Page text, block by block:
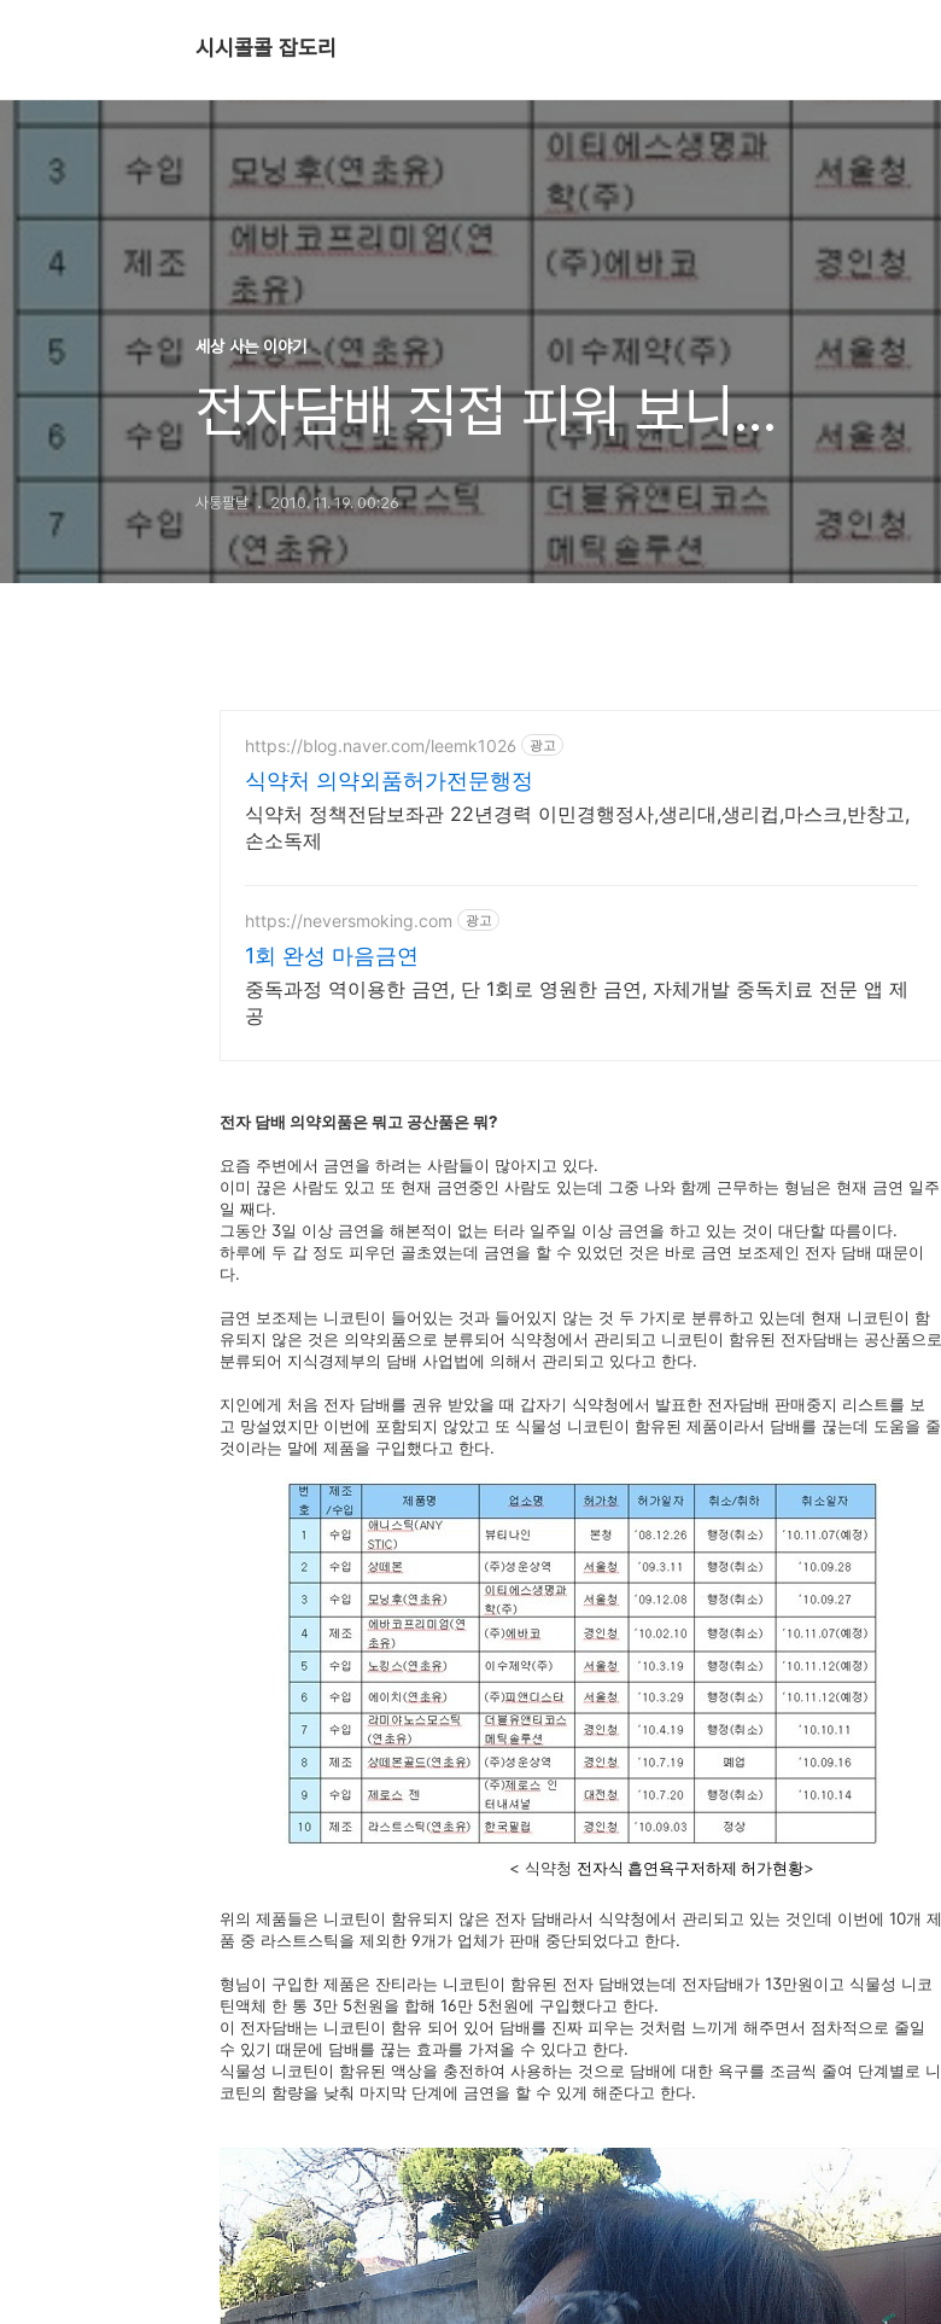
시시콜콜 잡도리
세상 사는 이야기
전자담배 직접 피워 보니...
사통팔달 2010. 11. 19. 00:26
https://blog.naver.com/leemk1026 광고
식약처 의약외품허가전문행정
식약처 정책전담보좌관 22년경력 이민경행정사,생리대,생리컵,마스크,반창고,
손소독제
https://neversmoking.com 광고
1회 완성 마음금연
중독과정 역이용한 금연, 단 1회로 영원한 금연, 자체개발 중독치료 전문 앱 제
공
전자 담배 의약외품은 뭐고 공산품은 뭐?
요즘 주변에서 금연을 하려는 사람들이 많아지고 있다.
이미 끊은 사람도 있고 또 현재 금연중인 사람도 있는데 그중 나와 함께 근무하는 형님은 현재 금연 일주
일 째다.
그동안 3일 이상 금연을 해본적이 없는 터라 일주일 이상 금연을 하고 있는 것이 대단할 따름이다.
하루에 두 갑 정도 피우던 골초였는데 금연을 할 수 있었던 것은 바로 금연 보조제인 전자 담배 때문이
다.
금연 보조제는 니코틴이 들어있는 것과 들어있지 않는 것 두 가지로 분류하고 있는데 현재 니코틴이 함
유되지 않은 것은 의약외품으로 분류되어 식약청에서 관리되고 니코틴이 함유된 전자담배는 공산품으로
분류되어 지식경제부의 담배 사업법에 의해서 관리되고 있다고 한다.
지인에게 처음 전자 담배를 권유 받았을 때 갑자기 식약청에서 발표한 전자담배 판매중지 리스트를 보
고 망설였지만 이번에 포함되지 않았고 또 식물성 니코틴이 함유된 제품이라서 담배를 끊는데 도움을 줄
것이라는 말에 제품을 구입했다고 한다.
< 식약청 전자식 흡연욕구저하제 허가현황>
위의 제품들은 니코틴이 함유되지 않은 전자 담배라서 식약청에서 관리되고 있는 것인데 이번에 10개 제
품 중 라스트스틱을 제외한 9개가 업체가 판매 중단되었다고 한다.
형님이 구입한 제품은 잔티라는 니코틴이 함유된 전자 담배였는데 전자담배가 13만원이고 식물성 니코
틴액체 한 통 3만 5천원을 합해 16만 5천원에 구입했다고 한다.
이 전자담배는 니코틴이 함유 되어 있어 담배를 진짜 피우는 것처럼 느끼게 해주면서 점차적으로 줄일
수 있기 때문에 담배를 끊는 효과를 가져올 수 있다고 한다.
식물성 니코틴이 함유된 액상을 충전하여 사용하는 것으로 담배에 대한 욕구를 조금씩 줄여 단계별로 니
코틴의 함량을 낮춰 마지막 단계에 금연을 할 수 있게 해준다고 한다.